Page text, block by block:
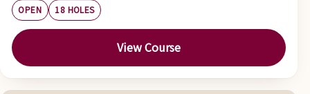
OPEN 18 HOLES
View Course